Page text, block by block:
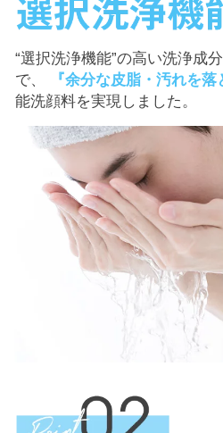
“選択洗浄機能”の高い洗浄成
で、
『余分な皮脂・汚れを
能洗顔料を実現しました。